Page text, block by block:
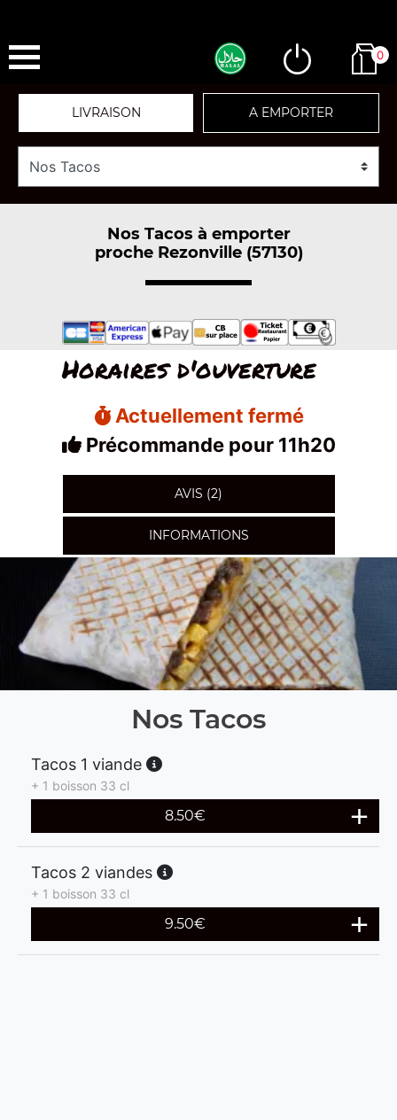
0
LIVRAISON A EMPORTER
Nos Tacos à emporter
proche Rezonville (57130)
Horaires d'ouverture
Actuellement fermé
Précommande pour 11h20
AVIS (2)
INFORMATIONS
Nos Tacos
Tacos 1 viande
+ 1 boisson 33 cl
8.50€
Tacos 2 viandes
+ 1 boisson 33 cl
9.50€